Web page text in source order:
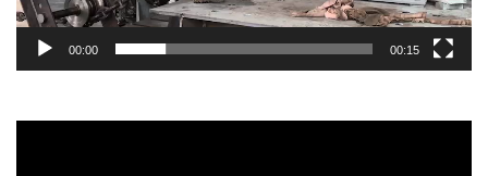
00:00 00:15